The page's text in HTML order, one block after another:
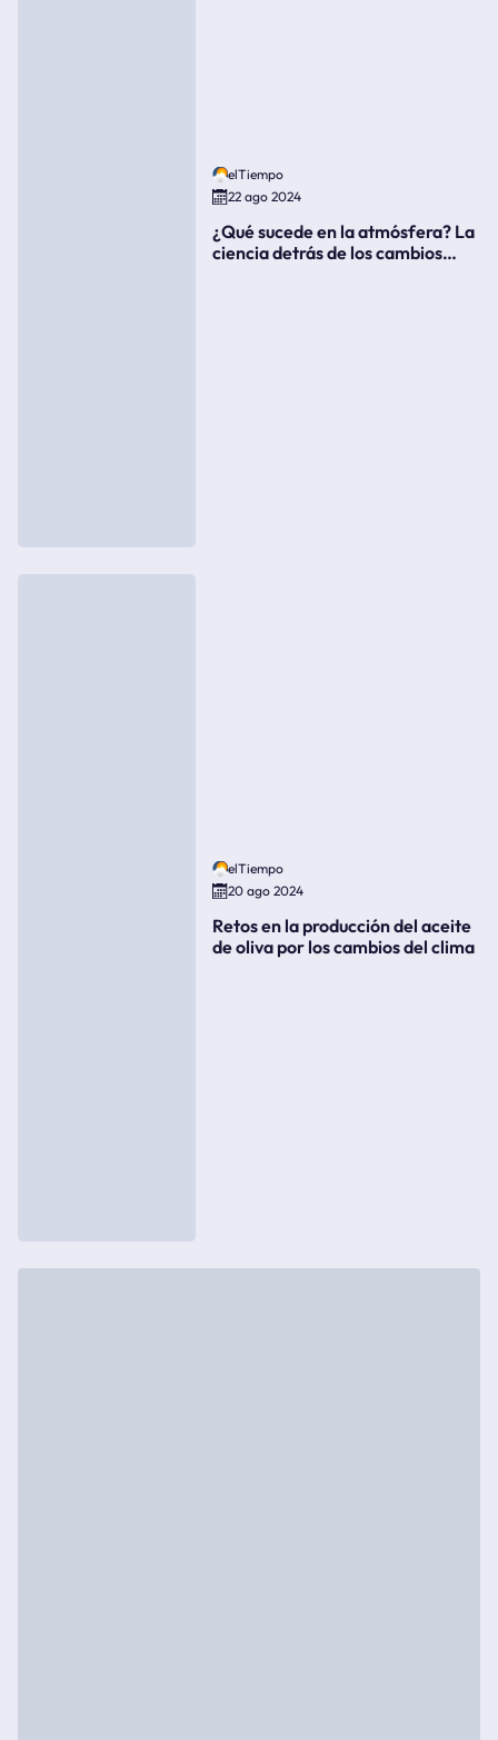
elTiempo
22 ago 2024
¿Qué sucede en la atmósfera? La
ciencia detrás de los cambios
elTiempo
20 ago 2024
Retos en la producción del aceite
de oliva por los cambios del clima